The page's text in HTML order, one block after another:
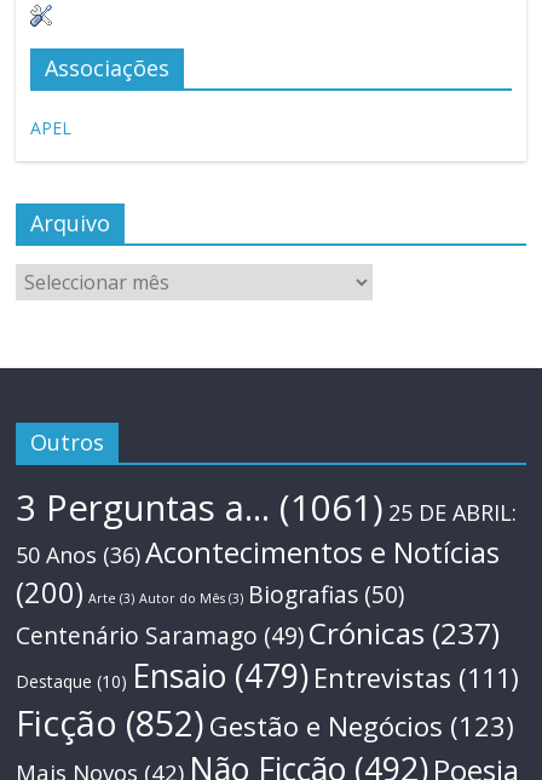
Associações
APEL
Arquivo
Arquivo
Outros
3 Perguntas a... (1061) 25 DE ABRIL:
50 Anos (36)Acontecimentos e Notícias
(200) Arte (3) Autor do Mês (3) Biografias (50)
Centenário Saramago (49)Crónicas (237)
Destaque (10) Ensaio (479) Entrevistas (111)
Ficção (852) Gestão e Negócios (123)
Mais Novos (42) Não Ficção (492)Poesia